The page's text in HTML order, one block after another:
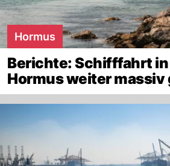
Hormus
Berichte: Schifffahrt in
Hormus weiter